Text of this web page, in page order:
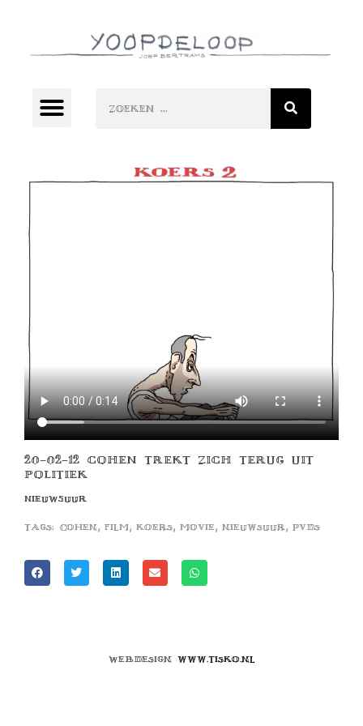
20-02-12 COHEN TREKT ZICH TERUG UIT
POLITIEK
NIEUWSUUR
Tags: cohen, film, koers, movie, nieuwsuur, pvds
Webdesign www.tisko.nl